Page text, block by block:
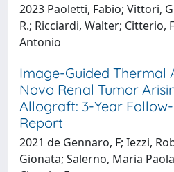
2023 Paoletti, Fabio; Vittori,
R.; Ricciardi, Walter; Citterio,
Antonio
Image-Guided Thermal
Novo Renal Tumor
Allograft: 3-Year
Report
2021 de Gennaro, F; Iezzi,
Gionata; Salerno, Maria